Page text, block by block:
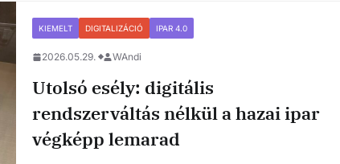
KIEMELT DIGITALIZÁCIÓ IPAR 4.0
2026.05.29. WAndi
Utolsó esély: digitális
rendszerváltás nélkül a hazai ipar
végképp lemarad